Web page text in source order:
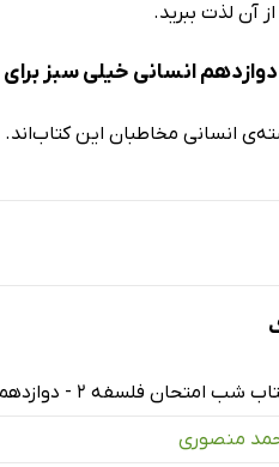
آن لذت ببرید.
انسانی خیلی سبز
انسانی مخاطبان این کتاب‌اند.
شب امتحان فلسفه 2 - دوازدهم انسانی
منصوری